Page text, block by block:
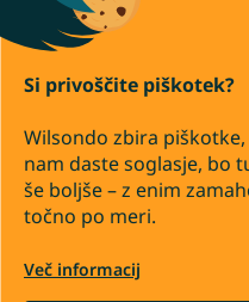
Si privoščite piškotek?
Wilsondo zbira
nam daste soglasje, bo
še boljše – z enim
točno po meri.
Več informacij